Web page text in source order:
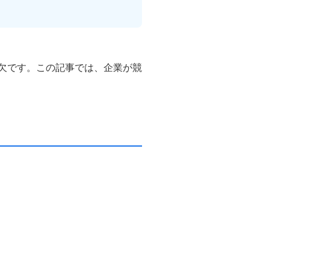
です。この記事では、企業が競